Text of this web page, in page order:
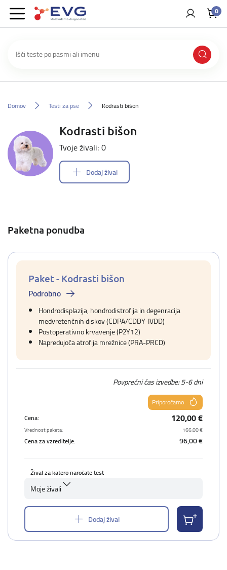
0
Domov Testi za pse Kodrasti bišon
Kodrasti bišon
Tvoje živali: 0
Dodaj žival
Paketna ponudba
Paket - Kodrasti bišon
Podrobno
Hondrodisplazija, hondrodistrofija in degenracija
medvretenčnih diskov (CDPA/CDDY-IVDD)
Postoperativno krvavenje (P2Y12)
Napredujoča atrofija mrežnice (PRA-PRCD)
Povprečni čas izvedbe: 5-6 dni
Priporočamo
Cena:
120,00 €
Vrednost paketa: 166,00 €
Cena za vzreditelje: 96,00 €
Žival za katero naročate test
Moje živali
Dodaj žival